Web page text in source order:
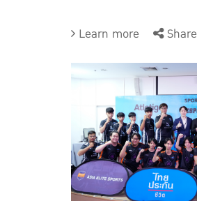
Learn more Share